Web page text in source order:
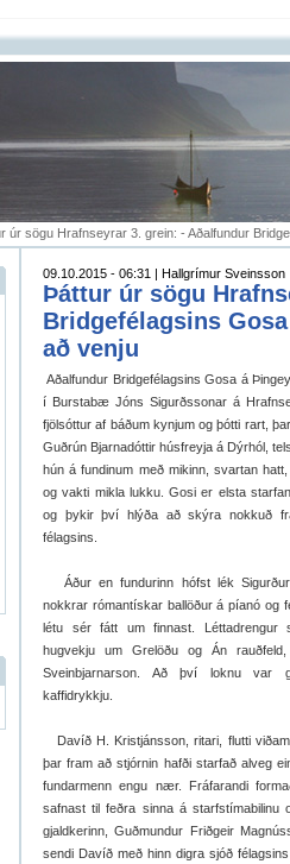
úr sögu Hrafnseyrar 3. grein: - Aðalfundur
09.10.2015 - 06:31 | Hallgrímur Sveinsson
Þáttur úr sögu
Bridgefélagsins
að venju
Aðalfundur Bridgefélagsins Gosa á
í Burstabæ Jóns Sigurðssonar á
fjölsóttur af báðum kynjum og þótti rart,
Guðrún Bjarnadóttir húsfreyja á Dýrhól,
hún á fundinum með mikinn, svartan
og vakti mikla lukku. Gosi er elsta
og þykir því hlýða að skýra nokkuð
félagsins.
Áður en fundurinn hófst lék
nokkrar rómantískar ballöður á píanó og
létu sér fátt um finnast. Léttadrengur
hugvekju um Grelöðu og Án
Sveinbjarnarson. Að því loknu var
kaffidrykkju.
Davíð H. Kristjánsson, ritari, flutti
þar fram að stjórnin hafði starfað alveg
fundarmenn engu nær. Fráfarandi
safnast til feðra sinna á
gjaldkerinn, Guðmundur Friðgeir
sendi Davíð með hinn digra sjóð